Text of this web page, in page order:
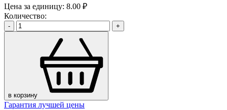
Цена за единицу: 8.00 ₽
Количество:
- +
в корзину
Гарантия лучшей цены